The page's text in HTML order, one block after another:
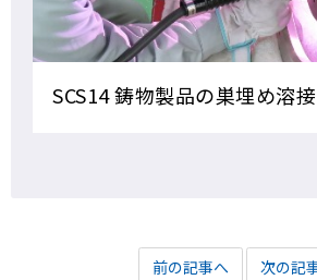
SCS14 鋳物製品の巣埋め溶接
前の記事へ 次の記